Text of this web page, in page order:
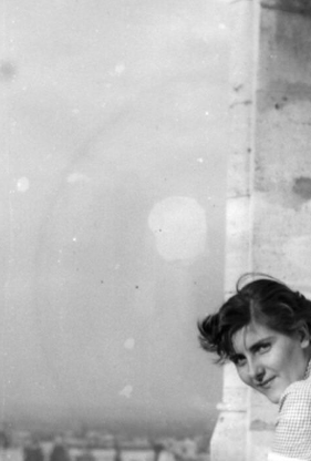
Portfóliónk minőségi tartalmat jelent minden olvasó
országos lefedettséget és változatos megjelenési
keressük az új irányokat és fejlődési lehetőségeket.